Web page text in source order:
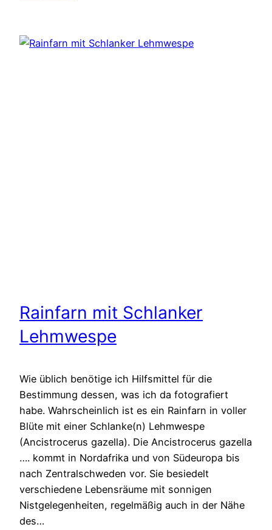
Rainfarn mit Schlanker
Lehmwespe
Wie üblich benötige ich Hilfsmittel für die
Bestimmung dessen, was ich da fotografiert
habe. Wahrscheinlich ist es ein Rainfarn in voller
Blüte mit einer Schlanke(n) Lehmwespe
(Ancistrocerus gazella). Die Ancistrocerus gazella
…. kommt in Nordafrika und von Südeuropa bis
nach Zentralschweden vor. Sie besiedelt
verschiedene Lebensräume mit sonnigen
Nistgelegenheiten, regelmäßig auch in der Nähe
des…